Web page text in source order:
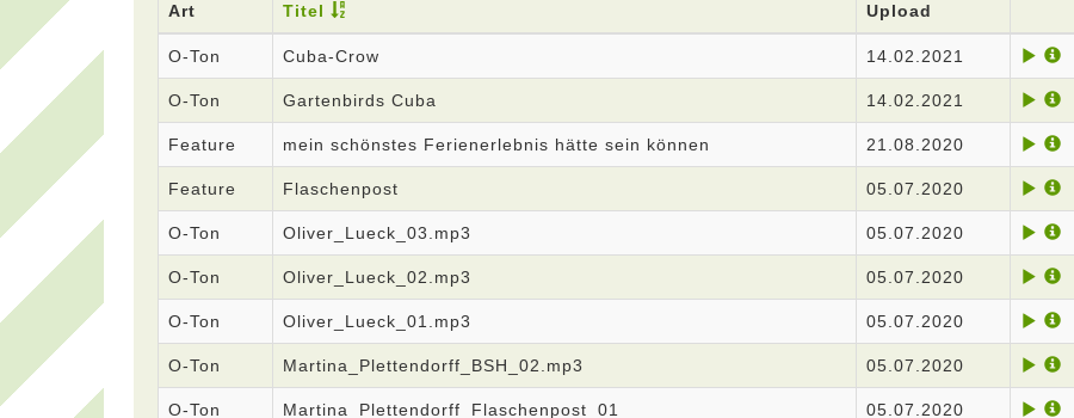
Art
Titel Upload
O-Ton Cuba-Crow 14.02.2021
O-Ton Gartenbirds Cuba 14.02.2021
Feature mein schönstes Ferienerlebnis hätte sein können 21.08.2020
Feature Flaschenpost 05.07.2020
O-Ton Oliver_Lueck_03.mp3 05.07.2020
O-Ton Oliver_Lueck_02.mp3 05.07.2020
O-Ton Oliver_Lueck_01.mp3 05.07.2020
O-Ton Martina_Plettendorff_BSH_02.mp3 05.07.2020
O-Ton Martina_Plettendorff_Flaschenpost_01 05.07.2020